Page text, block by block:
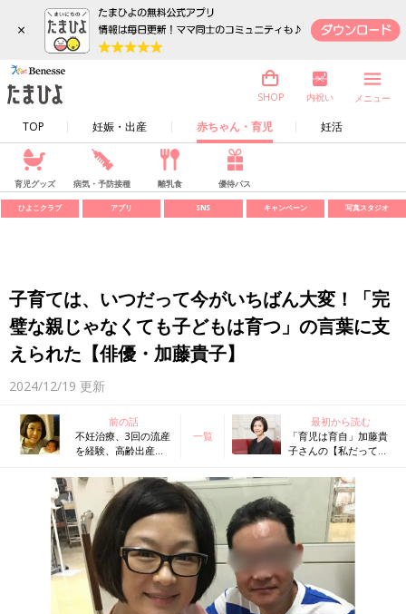
×
TOP 妊娠・出産 赤ちゃん・育児 妊活
SHOP 内祝い メニュー
育児グッズ 病気・予防接種 離乳食 優待パス
ひよこクラブ アプリ SNS キャンペーン 写真スタジオ
子育ては、いつだって今がいちばん大変！「完
璧な親じゃなくても子どもは育つ」の言葉に支
えられた【俳優・加藤貴子】
2024/12/19 更新
前の話
不妊治療、3回の流産
を経験、高齢出産で2
ロナ禍での祖母の死
が息子たちに与えた
影響とは？【俳優・
加藤貴子】
一覧
最初から読む
「育児は育自」加藤貴
子さんの【私だって新